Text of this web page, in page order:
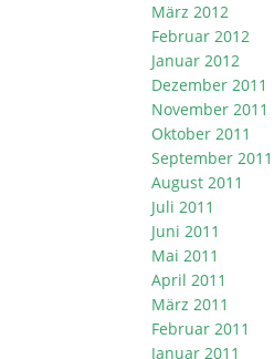
März 2012
Februar 2012
Januar 2012
Dezember 2011
November 2011
Oktober 2011
September 2011
August 2011
Juli 2011
Juni 2011
Mai 2011
April 2011
März 2011
Februar 2011
Januar 2011